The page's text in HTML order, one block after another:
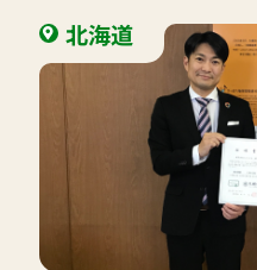
北海道